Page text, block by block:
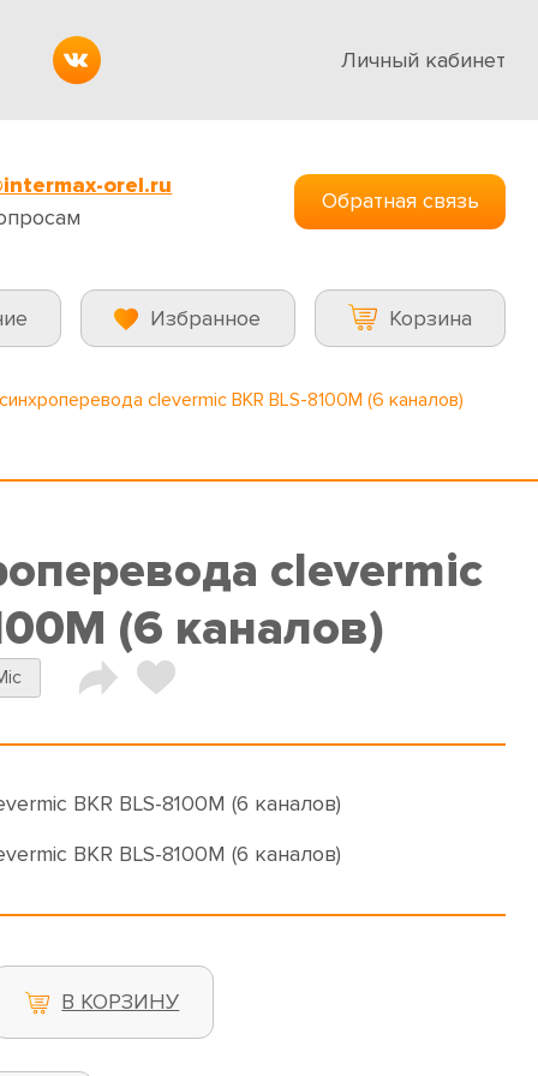
Личный кабинет
orel.ru
Обратная связь
Избранное Корзина
clevermic BKR BLS-8100M (6 каналов)
clevermic
(6 каналов)
BKR BLS-8100M (6 каналов)
BKR BLS-8100M (6 каналов)
В КОРЗИНУ